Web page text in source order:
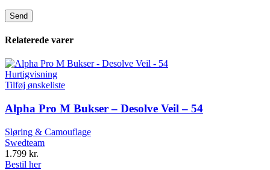
Relaterede varer
Hurtigvisning
Tilføj ønskeliste
Alpha Pro M Bukser – Desolve Veil – 54
Sløring & Camouflage
Swedteam
1.799 kr.
Bestil her